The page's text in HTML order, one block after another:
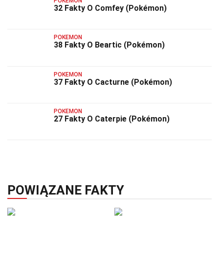
32 Fakty O Comfey (Pokémon)
POKEMON
38 Fakty O Beartic (Pokémon)
POKEMON
37 Fakty O Cacturne (Pokémon)
POKEMON
27 Fakty O Caterpie (Pokémon)
POWIĄZANE FAKTY